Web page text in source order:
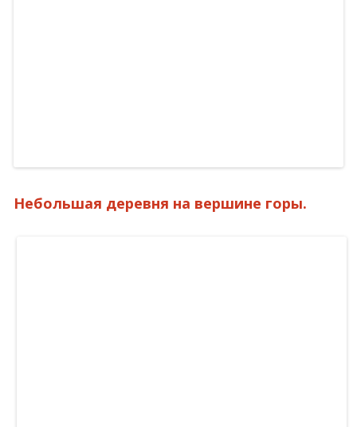
Небольшая деревня на вершине горы.